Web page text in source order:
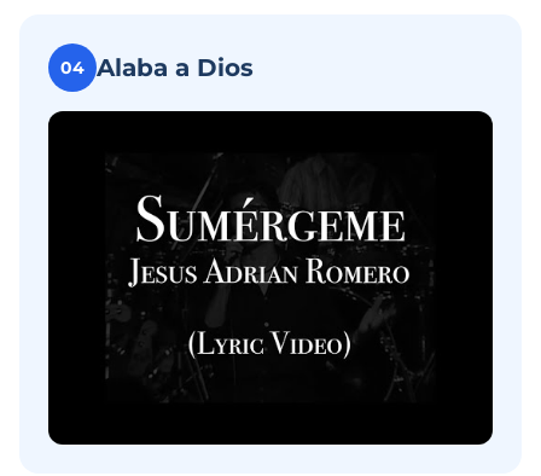
04 Alaba a Dios